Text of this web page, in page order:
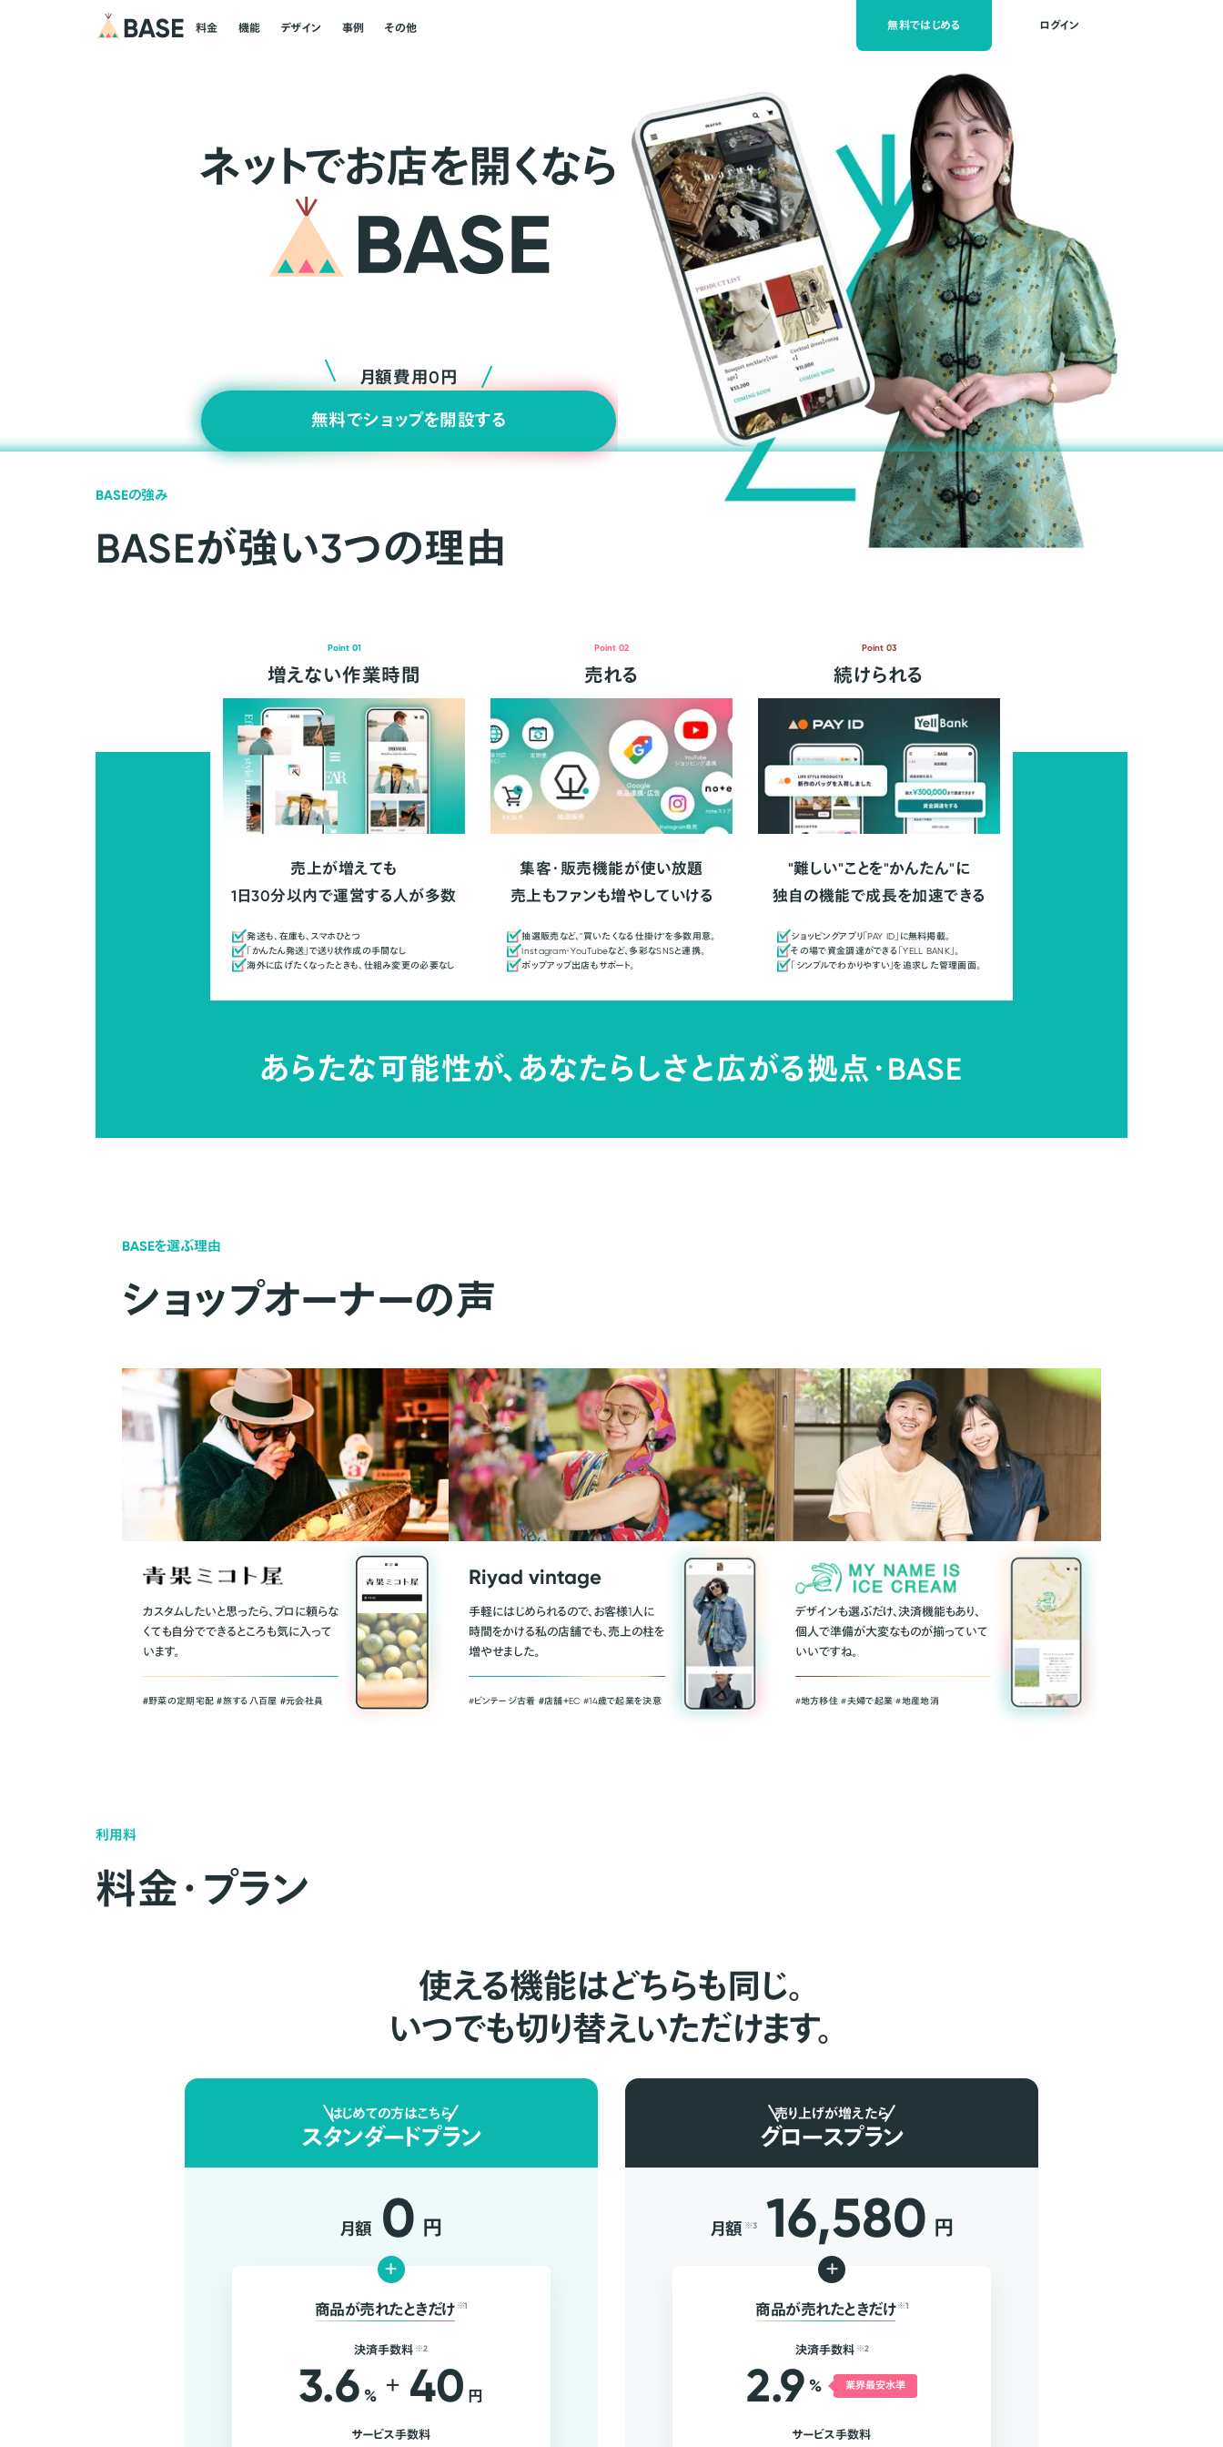
料金 機能 デザイン 事例 その他 無料ではじめる ログイン
ネッ トでお店を開くなら
月額費用0円
無料でショップを開設する
BASEの強み
BASEが強い3つの理由
Point 01
増えない作業時間
売上が増えても
1日30分以内で運営する人が多数
発送も、在庫も、スマホひとつ
「かんたん発送」で送り状作成の手間なし
海外に広げたくなったときも、仕組み変更の必要なし
Point 02
売れる
集客・販売機能が使い放題
売上もファンも増やしていける
抽選販売など、"買いたくなる仕掛け"を多数用意。
Instagram・YouTubeなど、多彩なSNSと連携。
ポップアップ出店もサポート。
Point 03
続けられる
"難しい"ことを"かんたん"に
独自の機能で成長を加速できる
ショッピングアプリ「PAY ID」に無料掲載。
その場で資金調達ができる「YELL BANK」。
「シンプルでわかりやすい」を追求した管理画面。
あらたな可能性が、あなたらしさと広がる拠点・BASE
BASEを選ぶ理由
ショップオーナーの声
カスタムしたいと思ったら、プロに頼らな
くても自分でできるところも気に入って
います。
＃野菜の定期宅配 ＃旅する八百屋 ＃元会社員
Riyad vintage
手軽にはじめられるので、お客様1人に
時間をかける私の店舗でも、売上の柱を
増やせました。
#ビンテージ古着 ＃店舗＋EC #14歳で起業を決意
デザインも選ぶだけ、決済機能もあり、
個人で準備が大変なものが揃っていて
いいですね。
#地方移住 #夫婦で起業 #地産地消
利用料
料金・プラン
使える機能はどちらも同じ。
いつでも切り替えいただけます。
はじめての方はこちら
スタンダードプラン
月額 0 円
+
商品が売れたときだけ ※1
決済手数料 ※2
3.6 % + 40 円
サービス手数料
売り上げが増えたら
グロースプラン
月額 ※3 16,580 円
+
商品が売れたときだけ ※1
決済手数料 ※2
2.9 % 業界最安水準
サービス手数料